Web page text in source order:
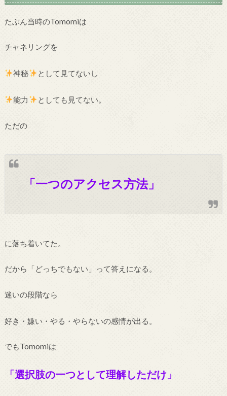
たぶん当時のTomomiは
チャネリングを
神秘 として見てないし
能力 としても見てない。
ただの
「一つのアクセス方法」
に落ち着いてた。
だから「どっちでもない」って答えになる。
迷いの段階なら
好き・嫌い・やる・やらないの感情が出る。
でもTomomiは
「選択肢の一つとして理解しただけ」